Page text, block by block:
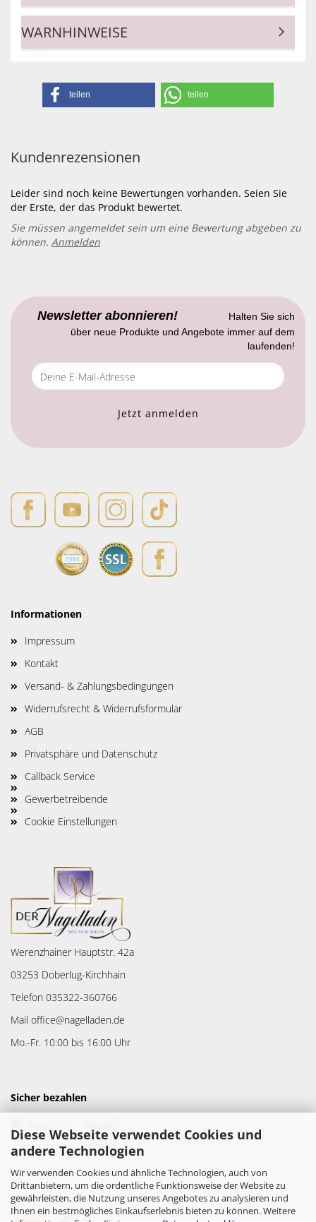
Diese Webseite verwendet Cookies und
andere Technologien
Wir verwenden Cookies und ähnliche Technologien, auch von
Drittanbietern, um die ordentliche Funktionsweise der Website zu
gewährleisten, die Nutzung unseres Angebotes zu analysieren und
Ihnen ein bestmögliches Einkaufserlebnis bieten zu können. Weitere
WARNHINWEISE
teilen teilen
Kundenrezensionen
Leider sind noch keine Bewertungen vorhanden. Seien Sie
der Erste, der das Produkt bewertet.
Sie müssen angemeldet sein um eine Bewertung abgeben zu
können. Anmelden
Newsletter abonnieren!
Halten Sie sich
über neue Produkte und Angebote immer auf dem
laufenden!
Informationen
Impressum
Kontakt
Versand- & Zahlungsbedingungen
Widerrufsrecht & Widerrufsformular
AGB
Privatsphäre und Datenschutz
Callback Service
Gewerbetreibende
Cookie Einstellungen
Werenzhainer Hauptstr. 42a
03253 Doberlug-Kirchhain
Telefon 035322-360766
Mail office@nagelladen.de
Mo.-Fr. 10:00 bis 16:00 Uhr
Sicher bezahlen
Versandpartner